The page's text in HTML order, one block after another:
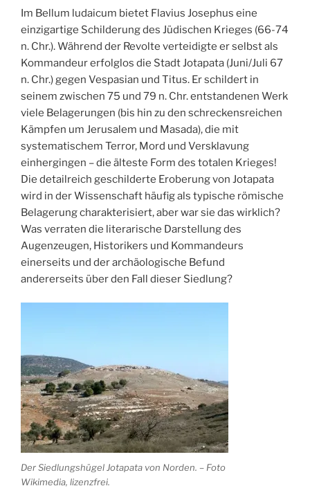
Im Bellum ludaicum bietet Flavius Josephus eine
einzigartige Schilderung des Jüdischen Krieges (66-74
n. Chr.). Während der Revolte verteidigte er selbst als
Kommandeur erfolglos die Stadt Jotapata (Juni/Juli 67
n. Chr.) gegen Vespasian und Titus. Er schildert in
seinem zwischen 75 und 79 n. Chr. entstandenen Werk
viele Belagerungen (bis hin zu den schreckensreichen
Kämpfen um Jerusalem und Masada), die mit
systematischem Terror, Mord und Versklavung
einhergingen – die älteste Form des totalen Krieges!
Die detailreich geschilderte Eroberung von Jotapata
wird in der Wissenschaft häufig als typische römische
Belagerung charakterisiert, aber war sie das wirklich?
Was verraten die literarische Darstellung des
Augenzeugen, Historikers und Kommandeurs
einerseits und der archäologische Befund
andererseits über den Fall dieser Siedlung?
Der Siedlungshügel Jotapata von Norden. – Foto
Wikimedia, lizenzfrei.